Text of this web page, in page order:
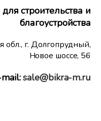
строительства и
благоустройства
обл., г. Долгопрудный,
Новое шоссе, 56
mail:sale@bikra-m.ru